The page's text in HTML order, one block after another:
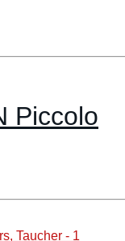
Piccolo